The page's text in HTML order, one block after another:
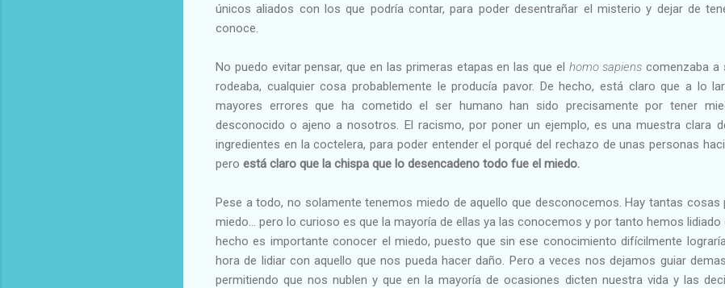
únicos aliados con los que podría contar, para poder desentrañar el misterio y dejar de
conoce.
No puedo evitar pensar, que en las primeras etapas en las que el homo sapiens comenzaba a
rodeaba, cualquier cosa probablemente le producía pavor. De hecho, está claro que a lo
mayores errores que ha cometido el ser humano han sido precisamente por tener
desconocido o ajeno a nosotros. El racismo, por poner un ejemplo, es una muestra clara
ingredientes en la coctelera, para poder entender el porqué del rechazo de unas personas
pero está claro que la chispa que lo desencadeno todo fue el miedo.
Pese a todo, no solamente tenemos miedo de aquello que desconocemos. Hay tantas
miedo... pero lo curioso es que la mayoría de ellas ya las conocemos y por tanto hemos lidiado
hecho es importante conocer el miedo, puesto que sin ese conocimiento difícilmente
hora de lidiar con aquello que nos pueda hacer daño. Pero a veces nos dejamos guiar
permitiendo que nos nublen y que en la mayoría de ocasiones dicten nuestra vida y las